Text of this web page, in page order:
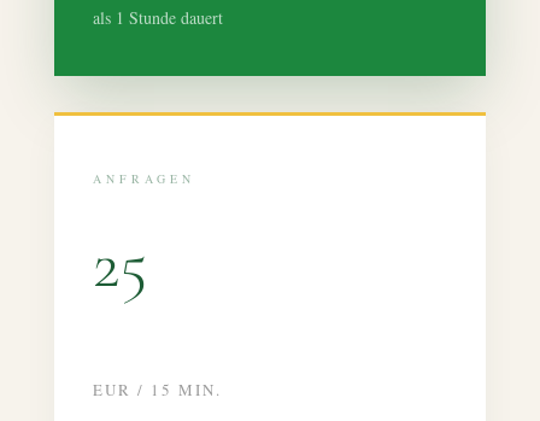
als 1 Stunde dauert
ANFRAGEN
25
EUR / 15 MIN.